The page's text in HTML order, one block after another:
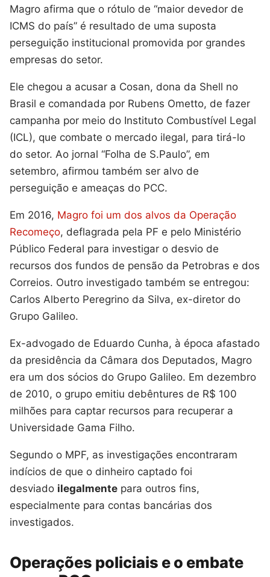
Magro afirma que o rótulo de “maior devedor de
ICMS do país” é resultado de uma suposta
perseguição institucional promovida por grandes
empresas do setor.
Ele chegou a acusar a Cosan, dona da Shell no
Brasil e comandada por Rubens Ometto, de fazer
campanha por meio do Instituto Combustível Legal
(ICL), que combate o mercado ilegal, para tirá-lo
do setor. Ao jornal “Folha de S.Paulo”, em
setembro, afirmou também ser alvo de
perseguição e ameaças do PCC.
Em 2016, Magro foi um dos alvos da Operação
Recomeço, deflagrada pela PF e pelo Ministério
Público Federal para investigar o desvio de
recursos dos fundos de pensão da Petrobras e dos
Correios. Outro investigado também se entregou:
Carlos Alberto Peregrino da Silva, ex-diretor do
Grupo Galileo.
Ex-advogado de Eduardo Cunha, à época afastado
da presidência da Câmara dos Deputados, Magro
era um dos sócios do Grupo Galileo. Em dezembro
de 2010, o grupo emitiu debêntures de R$ 100
milhões para captar recursos para recuperar a
Universidade Gama Filho.
Segundo o MPF, as investigações encontraram
indícios de que o dinheiro captado foi
desviado ilegalmente para outros fins,
especialmente para contas bancárias dos
investigados.
Operações policiais e o embate